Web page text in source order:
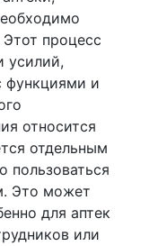
Этот процесс
усилий,
функциями и
относится
отдельным
пользоваться
Это может
для аптек
или